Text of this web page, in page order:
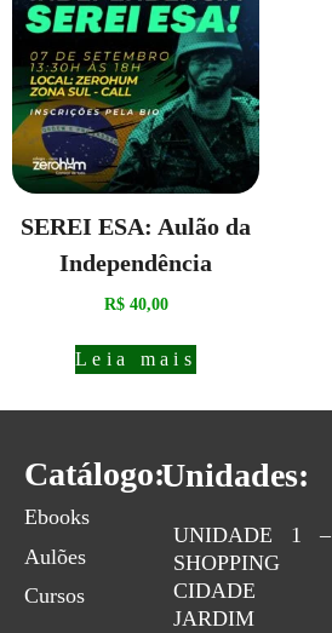
SEREI ESA: Aulão da
Independência
R$40,00
Leia mais
Catálogo:
Ebooks
Aulões
Cursos
Unidades:
UNIDADE 1 –
SHOPPING
CIDADE
JARDIM